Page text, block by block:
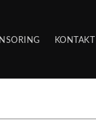
KONTAKT